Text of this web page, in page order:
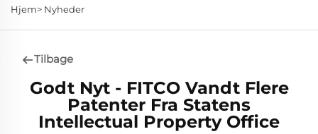
Hjem> Nyheder
Tilbage
Godt Nyt - FITCO Vandt Flere
Patenter Fra Statens
Intellectual Property Office